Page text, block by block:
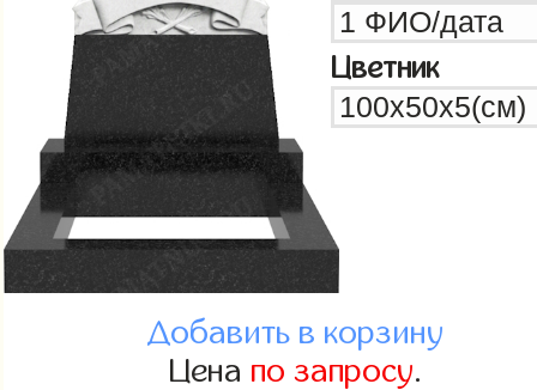
Цветник
Добавить в корзину
Цена по запросу.